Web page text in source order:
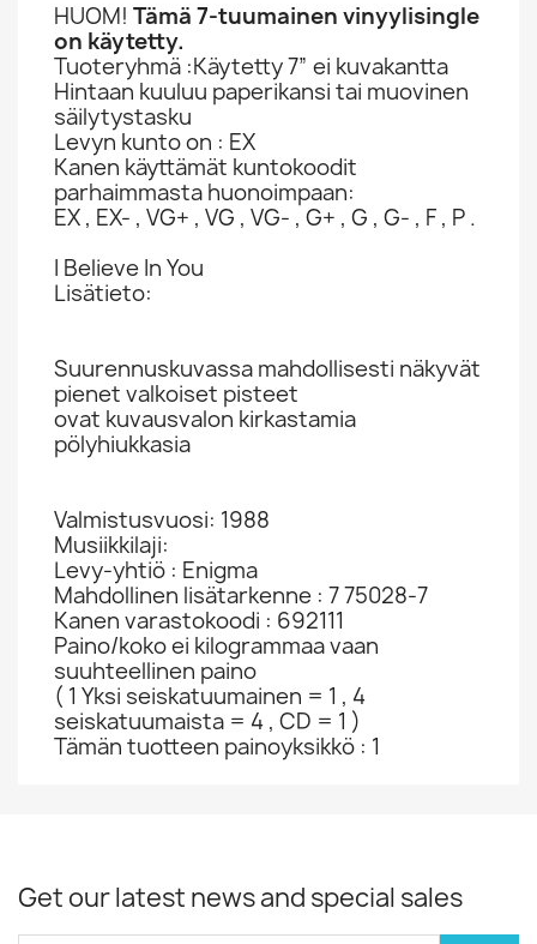
HUOM! Tämä 7-tuumainen vinyylisingle
on käytetty.
Tuoteryhmä :Käytetty 7” ei kuvakantta
Hintaan kuuluu paperikansi tai muovinen
säilytystasku
Levyn kunto on : EX
Kanen käyttämät kuntokoodit
parhaimmasta huonoimpaan:
EX , EX- , VG+ , VG , VG- , G+ , G , G- , F , P .
I Believe In You
Lisätieto:
Suurennuskuvassa mahdollisesti näkyvät
pienet valkoiset pisteet
ovat kuvausvalon kirkastamia
pölyhiukkasia
Valmistusvuosi: 1988
Musiikkilaji:
Levy-yhtiö : Enigma
Mahdollinen lisätarkenne : 7 75028-7
Kanen varastokoodi : 692111
Paino/koko ei kilogrammaa vaan
suuhteellinen paino
( 1 Yksi seiskatuumainen = 1 , 4
seiskatuumaista = 4 , CD = 1 )
Tämän tuotteen painoyksikkö : 1
Get our latest news and special sales